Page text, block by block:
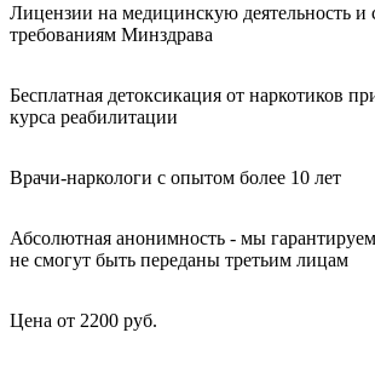
Лицензии на медицинскую деятельность и
требованиям Минздрава
Бесплатная детоксикация от наркотиков
курса реабилитации
Врачи-наркологи с опытом более 10 лет
Абсолютная анонимность - мы
не смогут быть переданы третьим лицам
Цена от 2200 руб.